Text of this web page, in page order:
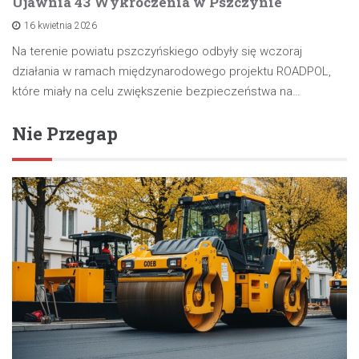
16 kwietnia 2026
Na terenie powiatu pszczyńskiego odbyły się wczoraj
działania w ramach międzynarodowego projektu ROADPOL,
które miały na celu zwiększenie bezpieczeństwa na…
Nie Przegap